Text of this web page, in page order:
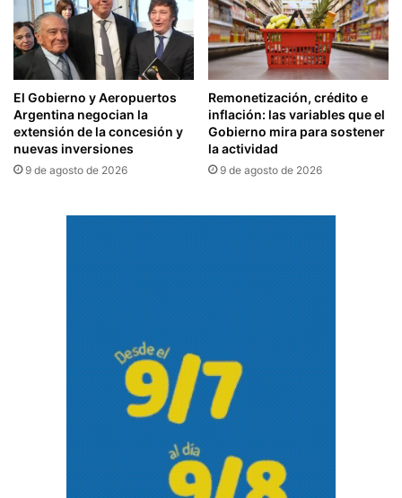
El Gobierno y Aeropuertos
Argentina negocian la
extensión de la concesión y
nuevas inversiones
9 de agosto de 2026
Remonetización, crédito e
inflación: las variables que el
Gobierno mira para sostener
la actividad
9 de agosto de 2026